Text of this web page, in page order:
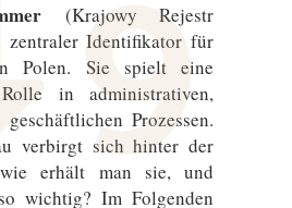
(Krajowy Rejestr
zentraler Identifikator für
Polen. Sie spielt eine
Rolle in administrativen,
Prozessen.
verbirgt sich hinter der
wie erhält man sie, und
wichtig? Im Folgenden